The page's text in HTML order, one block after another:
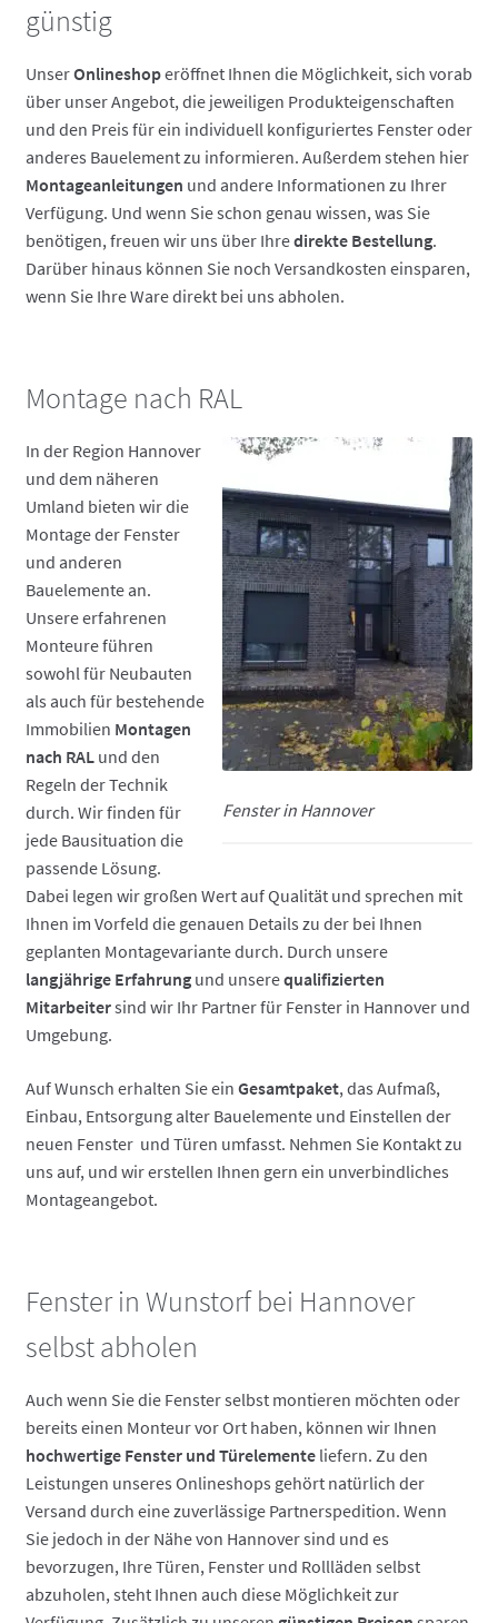
günstig
UnserOnlineshoperöffnet Ihnen die Möglichkeit, sich vorab
über unser Angebot, die jeweiligen Produkteigenschaften
und den Preis für ein individuell konfiguriertes Fenster oder
anderes Bauelement zu informieren. Außerdem stehen hier
Montageanleitungen und andere Informationen zu Ihrer
Verfügung. Und wenn Sie schon genau wissen, was Sie
benötigen, freuen wir uns über Ihredirekte Bestellung.
Darüber hinaus können Sie noch Versandkosten einsparen,
wenn Sie Ihre Ware direkt bei uns abholen.
Montage nach RAL
Fenster in Hannover
In der Region Hannover
und dem näheren
Umland bieten wir die
Montage der Fenster
und anderen
Bauelemente an.
Unsere erfahrenen
Monteure führen
sowohl für Neubauten
als auch für bestehende
Immobilien Montagen
nach RALund den
Regeln der Technik
durch. Wir finden für
jede Bausituation die
passende Lösung.
Dabei legen wir großen Wert auf Qualität und sprechen mit
Ihnen im Vorfeld die genauen Details zu der bei Ihnen
geplanten Montagevariante durch. Durch unsere
langjährige Erfahrungund unserequalifizierten
Mitarbeitersind wir Ihr Partner für Fenster in Hannover und
Umgebung.
Auf Wunsch erhalten Sie ein Gesamtpaket, das Aufmaß,
Einbau, Entsorgung alter Bauelemente und Einstellen der
neuen Fenster und Türen umfasst. Nehmen Sie Kontakt zu
uns auf, und wir erstellen Ihnen gern ein unverbindliches
Montageangebot.
Fenster in Wunstorf bei Hannover
selbst abholen
Auch wenn Sie die Fenster selbst montieren möchten oder
bereits einen Monteur vor Ort haben, können wir Ihnen
hochwertige Fenster und Türelementeliefern. Zu den
Leistungen unseres Onlineshops gehört natürlich der
Versand durch eine zuverlässige Partnerspedition. Wenn
Sie jedoch in der Nähe von Hannover sind und es
bevorzugen, Ihre Türen, Fenster und Rollläden selbst
abzuholen, steht Ihnen auch diese Möglichkeit zur